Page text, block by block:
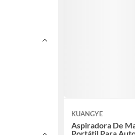
KUANGYE
Aspiradora De